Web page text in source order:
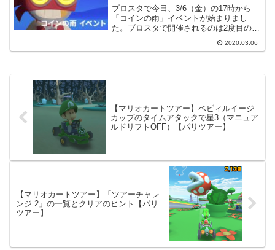
ブロスタで今日、3/6（金）の17時から
「コインの雨」イベントが始まりまし
た。ブロスタで開催されるのは2度目のイ
ベントのようですが、内容を調べてみま
した。公式情報「コインの雨」イベント
2020.03.06
【マリオカートツアー】ベビィルイージ
カップのタイムアタックで星3（マニュア
ルドリフトOFF）【パリツアー】
【マリオカートツアー】「ツアーチャレ
ンジ 2」の一覧とクリアのヒント【パリ
ツアー】